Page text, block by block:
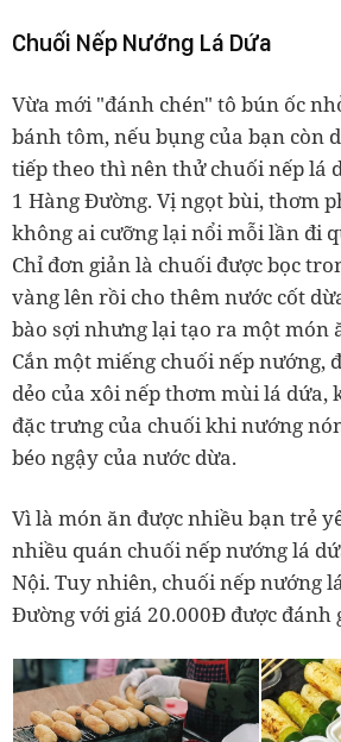
Chuối Nếp Nướng Lá Dứa
Vừa mới "đánh chén" tô bún ốc
bánh tôm, nếu bụng của bạn còn
tiếp theo thì nên thử chuối nếp lá
1 Hàng Đường. Vị ngọt bùi, thơm
không ai cưỡng lại nổi mỗi lần đi
Chỉ đơn giản là chuối được bọc
vàng lên rồi cho thêm nước cốt
bào sợi nhưng lại tạo ra một món
Cắn một miếng chuối nếp nướng,
dẻo của xôi nếp thơm mùi lá dứa,
đặc trưng của chuối khi nướng
béo ngậy của nước dừa.
Vì là món ăn được nhiều bạn trẻ
nhiều quán chuối nếp nướng lá
Nội. Tuy nhiên, chuối nếp nướng
Đường với giá 20.000Đ được đánh